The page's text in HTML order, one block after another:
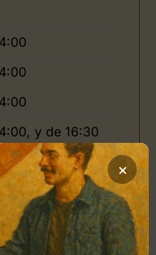
y de 16:30
×